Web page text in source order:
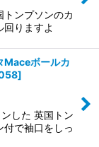
トンプソンのカ
りますよ
Maceボールカ
]
した 英国トン
付で袖口をしっ